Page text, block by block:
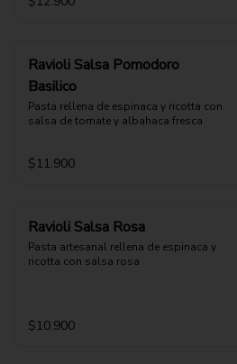
Ravioli Salsa Pomodoro
Basilico
Pasta rellena de espinaca y ricotta con
salsa de tomate y albahaca fresca
$11.900
Ravioli Salsa Rosa
Pasta artesanal rellena de espinaca y
ricotta con salsa rosa
$10.900